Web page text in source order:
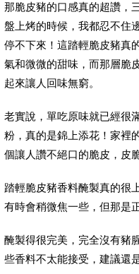
那脆皮豬的口感真的超讚，
盤上烤的時候，我都忍不住
停不下來！這踏輕脆皮豬真
氣和微微的甜味，而那層脆
起來讓人回味無窮。
老實說，單吃原味就已經很
粉，真的是錦上添花！家裡
個讓人讚不絕口的脆皮，皮
踏輕脆皮豬香料醃製真的很
有時會稍微焦一些，但那是
醃製得很完美，完全沒有豬
些香料不太能接受，建議還